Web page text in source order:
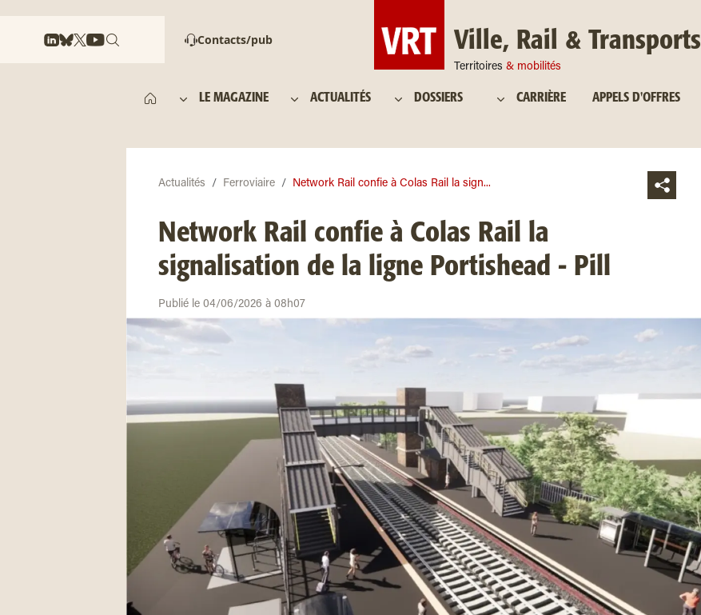
Contacts/pub Ville, Rail & Transports
Territoires & mobilités
LE MAGAZINE ACTUALITÉS DOSSIERS CARRIÈRE APPELS D'OFFRES
Actualités Ferroviaire Network Rail confie à Colas Rail la sign...
Network Rail confie à Colas Rail la
signalisation de la ligne Portishead - Pill
Publié le 04/06/2026 à 08h07